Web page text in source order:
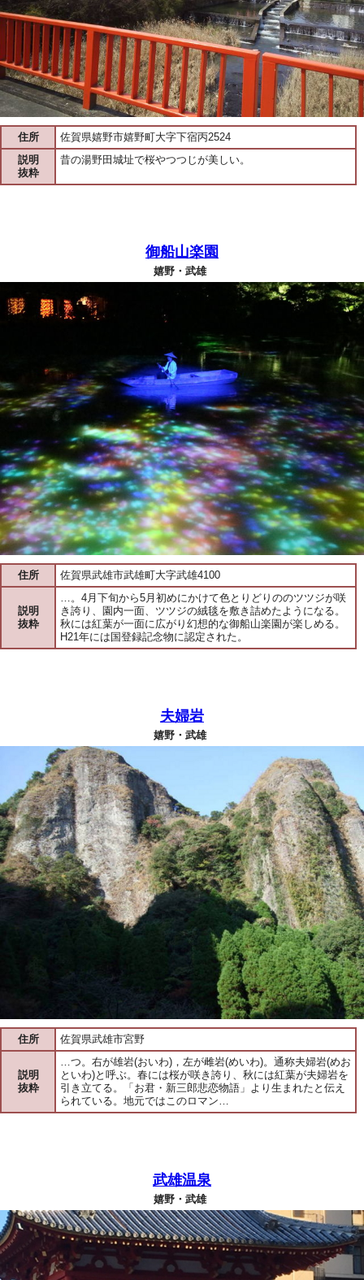
住所
佐賀県嬉野市嬉野町大字下宿丙2524
説明
抜粋
昔の湯野田城址で桜やつつじが美しい。
御船山楽園
嬉野・武雄
住所 佐賀県武雄市武雄町大字武雄4100
説明
抜粋
…。4月下旬から5月初めにかけて色とりどりののツツジが咲
き誇り、園内一面、ツツジの絨毯を敷き詰めたようになる。
秋には紅葉が一面に広がり幻想的な御船山楽園が楽しめる。
H21年には国登録記念物に認定された。
夫婦岩
嬉野・武雄
住所 佐賀県武雄市宮野
説明
抜粋
…つ。右が雄岩(おいわ)，左が雌岩(めいわ)。通称夫婦岩(めお
といわ)と呼ぶ。春には桜が咲き誇り、秋には紅葉が夫婦岩を
引き立てる。「お君・新三郎悲恋物語」より生まれたと伝え
られている。地元ではこのロマン…
武雄温泉
嬉野・武雄